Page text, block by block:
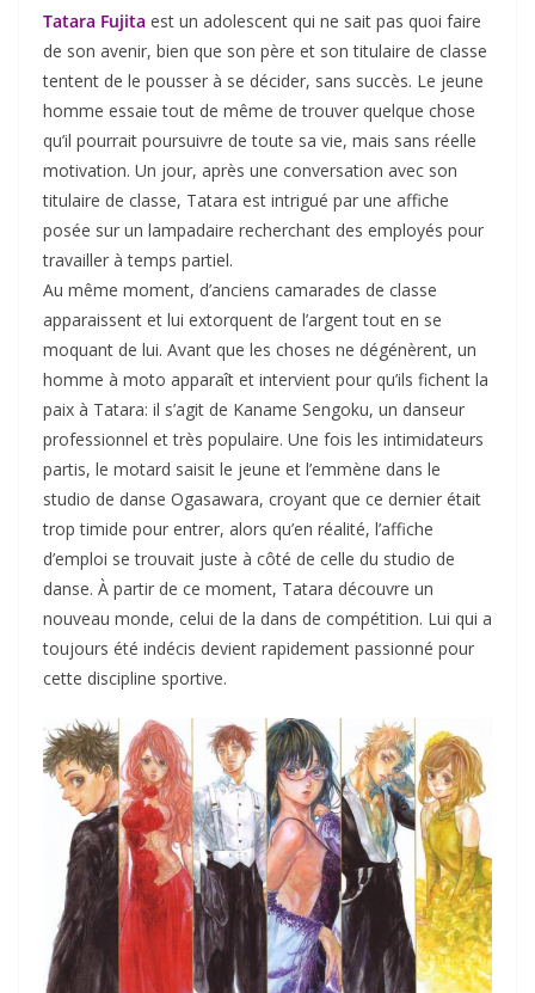
Tatara Fujita est un adolescent qui ne sait pas quoi faire
de son avenir, bien que son père et son titulaire de classe
tentent de le pousser à se décider, sans succès. Le jeune
homme essaie tout de même de trouver quelque chose
qu’il pourrait poursuivre de toute sa vie, mais sans réelle
motivation. Un jour, après une conversation avec son
titulaire de classe, Tatara est intrigué par une affiche
posée sur un lampadaire recherchant des employés pour
travailler à temps partiel.
Au même moment, d’anciens camarades de classe
apparaissent et lui extorquent de l’argent tout en se
moquant de lui. Avant que les choses ne dégénèrent, un
homme à moto apparaît et intervient pour qu’ils fichent la
paix à Tatara: il s’agit de Kaname Sengoku, un danseur
professionnel et très populaire. Une fois les intimidateurs
partis, le motard saisit le jeune et l’emmène dans le
studio de danse Ogasawara, croyant que ce dernier était
trop timide pour entrer, alors qu’en réalité, l’affiche
d’emploi se trouvait juste à côté de celle du studio de
danse. À partir de ce moment, Tatara découvre un
nouveau monde, celui de la dans de compétition. Lui qui a
toujours été indécis devient rapidement passionné pour
cette discipline sportive.